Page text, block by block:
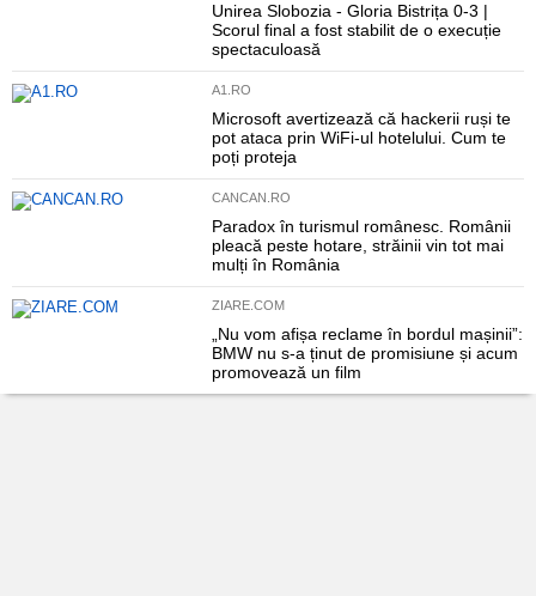
Unirea Slobozia - Gloria Bistrița 0-3 |
Scorul final a fost stabilit de o execuție
spectaculoasă
A1.RO
Microsoft avertizează că hackerii ruși te
pot ataca prin WiFi-ul hotelului. Cum te
poți proteja
CANCAN.RO
Paradox în turismul românesc. Românii
pleacă peste hotare, străinii vin tot mai
mulți în România
ZIARE.COM
„Nu vom afișa reclame în bordul mașinii”:
BMW nu s-a ținut de promisiune și acum
promovează un film